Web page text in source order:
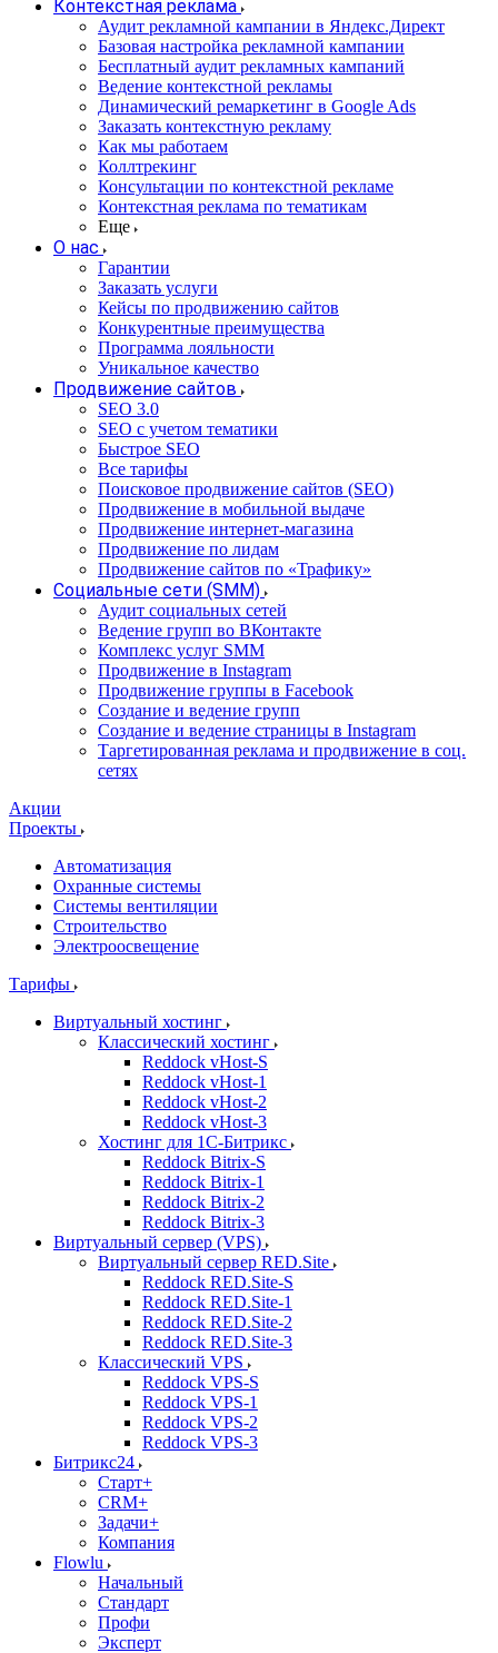
Контекстная реклама
Аудит рекламной кампании в Яндекс.Директ
Базовая настройка рекламной кампании
Бесплатный аудит рекламных кампаний
Ведение контекстной рекламы
Динамический ремаркетинг в Google Ads
Заказать контекстную рекламу
Как мы работаем
Коллтрекинг
Консультации по контекстной рекламе
Контекстная реклама по тематикам
Еще
О нас
Гарантии
Заказать услуги
Кейсы по продвижению сайтов
Конкурентные преимущества
Программа лояльности
Уникальное качество
Продвижение сайтов
SEO 3.0
SEO с учетом тематики
Быстрое SEO
Все тарифы
Поисковое продвижение сайтов (SEO)
Продвижение в мобильной выдаче
Продвижение интернет-магазина
Продвижение по лидам
Продвижение сайтов по «Трафику»
Социальные сети (SMM)
Аудит социальных сетей
Ведение групп во ВКонтакте
Комплекс услуг SMM
Продвижение в Instagram
Продвижение группы в Facebook
Создание и ведение групп
Создание и ведение страницы в Instagram
Таргетированная реклама и продвижение в соц.
сетях
Акции
Проекты
Автоматизация
Охранные системы
Системы вентиляции
Строительство
Электроосвещение
Тарифы
Виртуальный хостинг
Классический хостинг
Reddock vHost-S
Reddock vHost-1
Reddock vHost-2
Reddock vHost-3
Хостинг для 1С-Битрикс
Reddock Bitrix-S
Reddock Bitrix-1
Reddock Bitrix-2
Reddock Bitrix-3
Виртуальный сервер (VPS)
Виртуальный сервер RED.Site
Reddock RED.Site-S
Reddock RED.Site-1
Reddock RED.Site-2
Reddock RED.Site-3
Классический VPS
Reddock VPS-S
Reddock VPS-1
Reddock VPS-2
Reddock VPS-3
Битрикс24
Старт+
CRM+
Задачи+
Компания
Flowlu
Начальный
Стандарт
Профи
Эксперт